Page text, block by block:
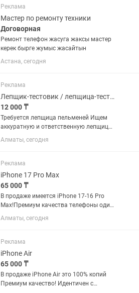
Реклама
Мастер по ремонту техники
Договорная
Ремонт телефон жасуга жаксы мастер
керек бырге жумыс жасайтын
Астана, сегодня
Реклама
Лепщик-тестовик / лепщица-тестовик
12 000 ₸
Требуется лепщица пельменей Ищем
аккуратную и ответственную лепщица
График работы: с 8:30 до 18:30 Все
подробности по телефону / в личные
Алматы, сегодня
Реклама
iPhone 17 Pro Max
65 000 ₸
В продаже имеется iPhone 17-16 Pro
Max!Премиум качества телефоны один
в один!идентичен с оригиналом 8 ядер
ОЗУ 4 на 128/512 все телефоны новые
100% Не путайте с дешевой...
Алматы, сегодня
Реклама
iPhone Air
65 000 ₸
В продаже iPhone Air это 100% копий
Премиум качество! Идентичен с